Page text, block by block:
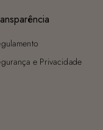
e Privacidade